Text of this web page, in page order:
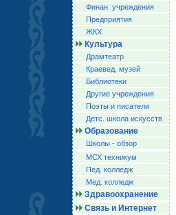
Финан. учреждения
Предприятия
ЖКХ
Культура
Драмтеатр
Краевед. музей
Библиотеки
Другие учреждения
Поэты и писатели
Детс. школа искусств
Образование
Школы - обзор
МСХ техникум
Пед. колледж
Мед. колледж
Здравоохранение
Связь и Интернет